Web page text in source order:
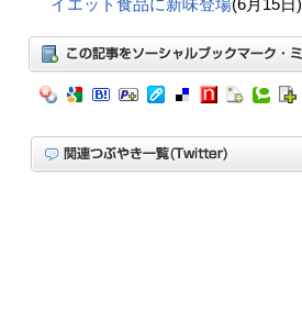
イエット食品に新味登場(6月15日)